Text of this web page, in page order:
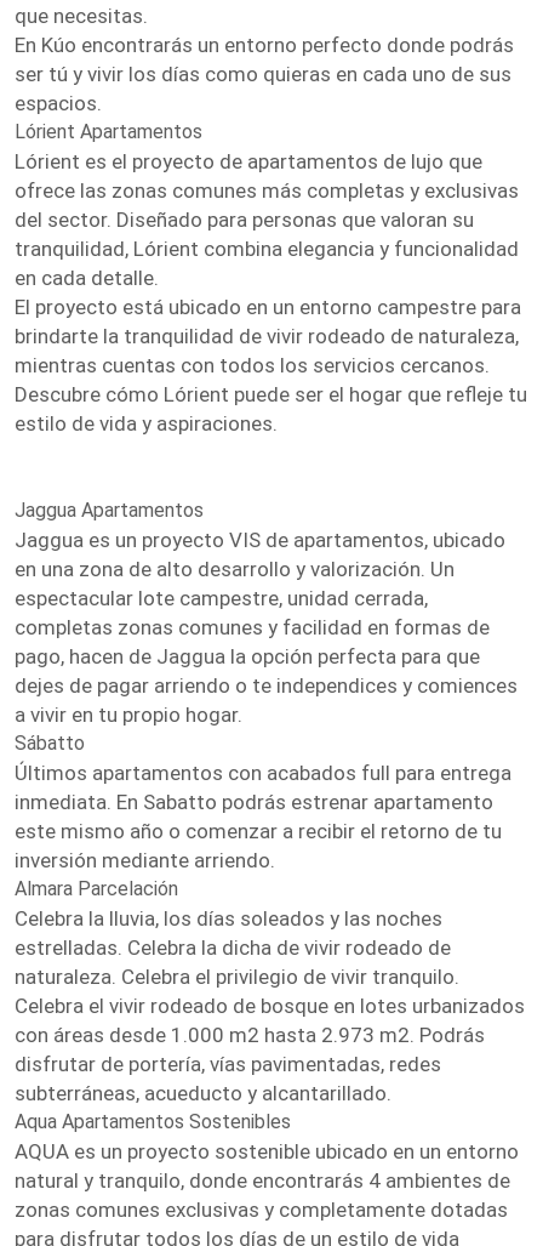
que necesitas.
En Kúo encontrarás un entorno perfecto donde podrás
ser tú y vivir los días como quieras en cada uno de sus
espacios.
Lórient Apartamentos
Lórient es el proyecto de apartamentos de lujo que
ofrece las zonas comunes más completas y exclusivas
del sector. Diseñado para personas que valoran su
tranquilidad, Lórient combina elegancia y funcionalidad
en cada detalle.
El proyecto está ubicado en un entorno campestre para
brindarte la tranquilidad de vivir rodeado de naturaleza,
mientras cuentas con todos los servicios cercanos.
Descubre cómo Lórient puede ser el hogar que refleje tu
estilo de vida y aspiraciones.
Jaggua Apartamentos
Jaggua es un proyecto VIS de apartamentos, ubicado
en una zona de alto desarrollo y valorización. Un
espectacular lote campestre, unidad cerrada,
completas zonas comunes y facilidad en formas de
pago, hacen de Jaggua la opción perfecta para que
dejes de pagar arriendo o te independices y comiences
a vivir en tu propio hogar.
Sábatto
Últimos apartamentos con acabados full para entrega
inmediata. En Sabatto podrás estrenar apartamento
este mismo año o comenzar a recibir el retorno de tu
inversión mediante arriendo.
Almara Parcelación
Celebra la lluvia, los días soleados y las noches
estrelladas. Celebra la dicha de vivir rodeado de
naturaleza. Celebra el privilegio de vivir tranquilo.
Celebra el vivir rodeado de bosque en lotes urbanizados
con áreas desde 1.000 m2 hasta 2.973 m2. Podrás
disfrutar de portería, vías pavimentadas, redes
subterráneas, acueducto y alcantarillado.
Aqua Apartamentos Sostenibles
AQUA es un proyecto sostenible ubicado en un entorno
natural y tranquilo, donde encontrarás 4 ambientes de
zonas comunes exclusivas y completamente dotadas
para disfrutar todos los días de un estilo de vida